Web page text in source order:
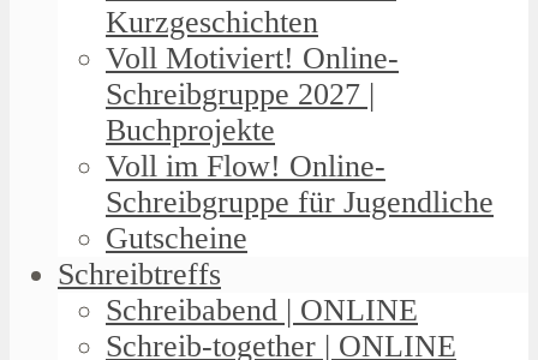
Kurzgeschichten
Voll Motiviert! Online-
Schreibgruppe 2027 |
Buchprojekte
Voll im Flow! Online-
Schreibgruppe für Jugendliche
Gutscheine
Schreibtreffs
Schreibabend | ONLINE
Schreib-together | ONLINE